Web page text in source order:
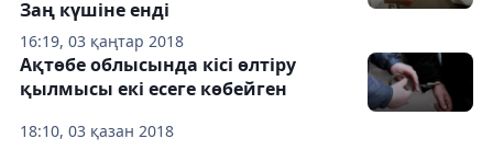
16:19, 03 қаңтар 2018
Заң күшіне енді
18:10, 03 қазан 2018
Ақтөбе облысында кісі өлтіру
қылмысы екі есеге көбейген